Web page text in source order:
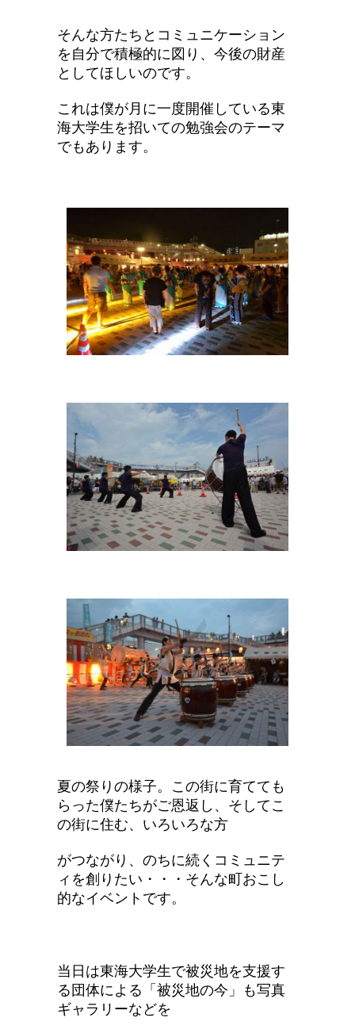
そんな方たちとコミュニケーション
を自分で積極的に図り、今後の財産
としてほしいのです。
これは僕が月に一度開催している東
海大学生を招いての勉強会のテーマ
でもあります。
夏の祭りの様子。この街に育てても
らった僕たちがご恩返し、そしてこ
の街に住む、いろいろな方
がつながり、のちに続くコミュニテ
ィを創りたい・・・そんな町おこし
的なイベントです。
当日は東海大学生で被災地を支援す
る団体による「被災地の今」も写真
ギャラリーなどを